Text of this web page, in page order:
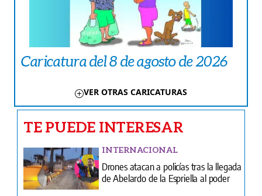
Caricatura del 8 de agosto de 2026
VER OTRAS CARICATURAS
TE PUEDE INTERESAR
INTERNACIONAL
Drones atacan a policías tras la llegada
de Abelardo de la Espriella al poder